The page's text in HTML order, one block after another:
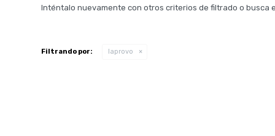
Inténtalo nuevamente con otros criterios de filtrado o busca
Filtrando por: laprovo